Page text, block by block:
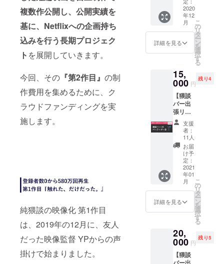
複数作公開し、公開実績を
基に、Netflixへの企画持ち
込みを行う長期プロジェク
ト を展開していきます。
今回、その 『第2作目』 の制
作費用を集めるために、ク
ラウドファンディングを実
施します。
純猥談の映像化 第1作目
は、2019年の12月に、友人
だった映像監督 YPからの声
掛けで始まりました。
ナルク
リアス
テッ
カー 今
ラウド
ファン
グ限定
のオリ
ジナル
クリア
ステッ
カーで
す。縦
5cm×横
8cm。
※オリジ
ナルス
テッ
カーの
み2021
年1月の
お届け
となり
ます。
◎オン
での本
編先行
公開
12/24(
木)の公
の蔓延
状況に
よっ
て、オ
ン開催
に変更
ざいま
す。 ◎
エンド
ロール
お名前
掲載(小)
本編エ
ンド
ロール
にてご
希望の
お名前
を掲載
させて
いただ
す。
お名前
以下で
お願い
いたし
ます。
※注意点
『映画
美学校
試写
室』東
谷区円
山町1−5
下1階
・日
時：
2020/12
/23(水)
20:00~
21:00 ※
新型コ
ロナウ
イルス
の蔓延
状況に
よっ
て、オ
ンライ
に変更
する場
す。 ◎
エンド
ロール
お名前
キャス
ト・監
督によ
るアフ
トーク
イベン
だけま
す。前
作『触
れた、
だけ
だっ
た。』
キャス
トも登
壇予
定！ ・
会場：
『映画
美学校
試写
京都渋
谷区円
山町1−5
AUS地
下1階
・日
時：
メール
アドレ
ス宛に
動画が
確認で
きる
す。 ※
購入者
限定で
の公開
となり
ます。
社ポイ
ンティ
が運営
する東
京阿
バー
「猥談
バー」
の会員
権1年分
を通常
の30%
オフの
応援価
格で提
供いた
しま
す〜！
猥談
バー概
要
https://
ome
※20歳以
上限定
のリ
2020
年12
月
詳細を見る
こ
の
リ
タ
ー
ン
を
選
択
す
る
15,
000 円
残り4
【猥談
バー出
張リ
ター
ン：猥
談バー1
日バー
テン
ダー権
再追
加】 ■
リター
ン内容
株式会
社ポイ
ンティ
する東
京阿
佐ヶ谷
にある
支援
者：
11人
お届
け予
定：
2021
年01
月
詳細を見る
こ
の
リ
タ
ー
ン
を
選
択
す
る
20,
000 円
残り5
【猥談